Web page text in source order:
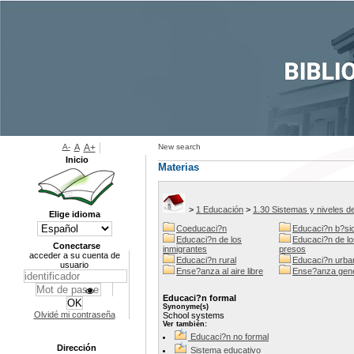
New search
Materias
> 1 Educación > 1.30 Sistemas y niveles
Coeducaci?n
Educaci?n
Educaci?n de los
inmigrantes
Educaci?n de
presos
Educaci?n rural
Educaci?n
Ense?anza al aire libre
Ense?anza
Educaci?n formal
Synonyme(s)
School systems
Ver también:
Educaci?n no formal
Sistema educativo
A- A A+
Inicio
Elige idioma
Conectarse
acceder a su cuenta de
usuario
Olvidé mi contraseña
Dirección